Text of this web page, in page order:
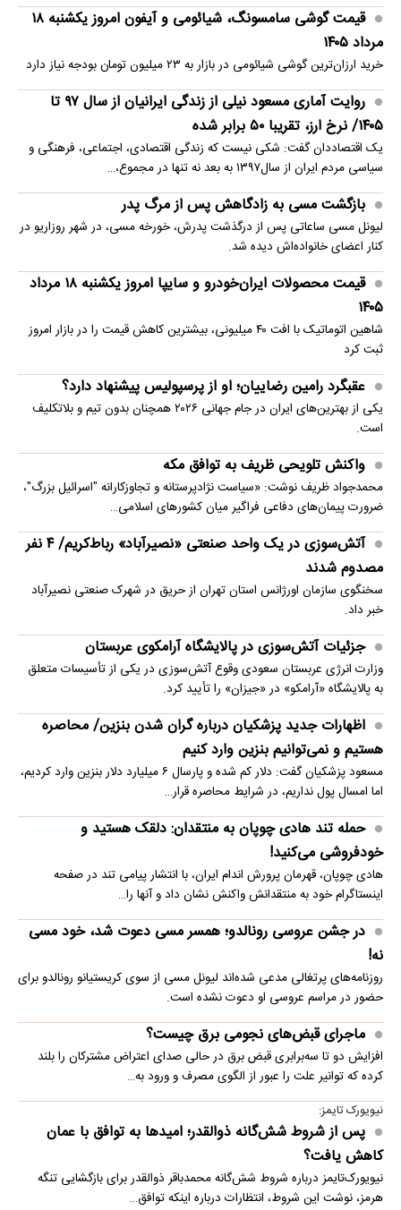
قیمت گوشی سامسونگ، شیائومی و آیفون امروز یکشنبه ۱۸
مرداد ۱۴۰۵
خرید ارزان‌ترین گوشی شیائومی در بازار به ۲۳ میلیون تومان بودجه نیاز دارد
روایت آماری مسعود نیلی از زندگی ایرانیان از سال ۹۷ تا
۱۴۰۵/ نرخ ارز، تقریبا ۵۰ برابر شده
یک اقتصاددان گفت: شکی نیست که زندگی اقتصادی، اجتماعی، فرهنگی و
سیاسی مردم ایران از سال۱۳۹۷ به بعد نه تنها در مجموع،…
بازگشت مسی به زادگاهش پس از مرگ پدر
لیونل مسی ساعاتی پس از درگذشت پدرش، خورخه مسی، در شهر روزاریو در
کنار اعضای خانواده‌اش دیده شد.
قیمت محصولات ایران‌خودرو و سایپا امروز یکشنبه ۱۸ مرداد
۱۴۰۵
شاهین اتوماتیک با افت ۴۰ میلیونی، بیشترین کاهش قیمت را در بازار امروز
ثبت کرد
عقبگرد رامین رضاییان؛ او از پرسپولیس پیشنهاد دارد؟
یکی از بهترین‌های ایران در جام جهانی ۲۰۲۶ همچنان بدون تیم و بلاتکلیف
است.
واکنش تلویحی ظریف به توافق مکه
محمدجواد ظریف نوشت: «سیاست نژادپرستانه و تجاوزکارانه "اسرائیل بزرگ"،
ضرورت پیمان‌های دفاعی فراگیر میان کشورهای اسلامی…
آتش‌سوزی در یک واحد صنعتی «نصیرآباد» رباط‌کریم/ ۴ نفر
مصدوم شدند
سخنگوی سازمان اورژانس استان تهران از حریق در شهرک صنعتی نصیرآباد
خبر داد.
جزئیات آتش‌سوزی در پالایشگاه آرامکوی عربستان
وزارت انرژی عربستان سعودی وقوع آتش‌سوزی در یکی از تأسیسات متعلق
به پالایشگاه «آرامکو» در «جیزان» را تأیید کرد.
اظهارات جدید پزشکیان درباره گران شدن بنزین/ محاصره
هستیم و نمی‌توانیم بنزین وارد کنیم
مسعود پزشکیان گفت: دلار کم شده و پارسال ۶ میلیارد دلار بنزین وارد کردیم،
اما امسال پول نداریم، در شرایط محاصره قرار…
حمله تند هادی چوپان به منتقدان: دلقک هستید و
خودفروشی می‌کنید!
هادی چوپان، قهرمان پرورش اندام ایران، با انتشار پیامی تند در صفحه
اینستاگرام خود به منتقدانش واکنش نشان داد و آنها را…
در جشن عروسی رونالدو؛ همسر مسی دعوت شد، خود مسی
نه!
روزنامه‌های پرتغالی مدعی شده‌اند لیونل مسی از سوی کریستیانو رونالدو برای
حضور در مراسم عروسی او دعوت نشده است.
ماجرای قبض‌های نجومی برق چیست؟
افزایش دو تا سه‌برابری قبض برق در حالی صدای اعتراض مشترکان را بلند
کرده که توانیر علت را عبور از الگوی مصرف و ورود به…
نیویورک تایمز:
پس از شروط شش‌گانه ذوالقدر؛ امیدها به توافق با عمان
کاهش یافت؟
نیویورک‌تایمز درباره شروط شش‌گانه محمدباقر ذوالقدر برای بازگشایی تنگه
هرمز، نوشت این شروط، انتظارات درباره اینکه توافق…